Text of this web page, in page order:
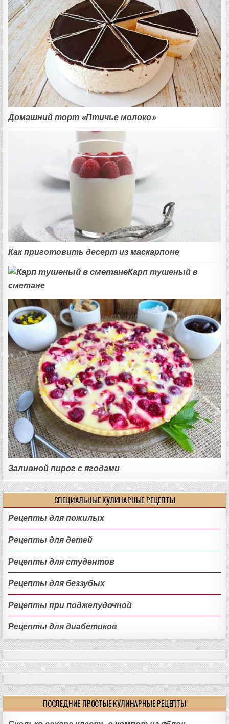
Домашний торт «Птичье молоко»
Как приготовить десерт из маскарпоне
Карп тушеный в
сметане
Заливной пирог с ягодами
СПЕЦИАЛЬНЫЕ КУЛИНАРНЫЕ РЕЦЕПТЫ
Рецепты для пожилых
Рецепты для детей
Рецепты для студентов
Рецепты для беззубых
Рецепты при поджелудочной
Рецепты для диабетиков
ПОСЛЕДНИЕ ПРОСТЫЕ КУЛИНАРНЫЕ РЕЦЕПТЫ